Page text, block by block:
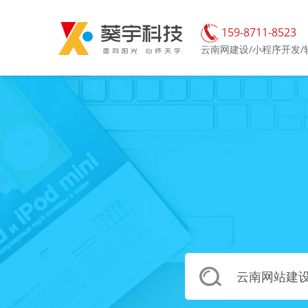
159-8711-8523
云南网建设/小程序开发/